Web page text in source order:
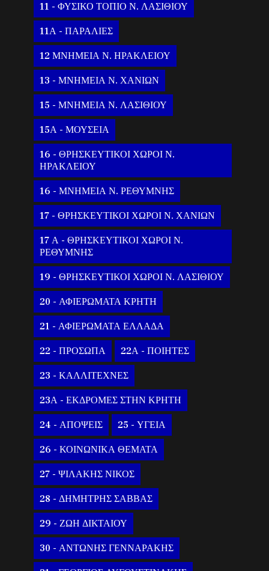
11 - ΦΥΣΙΚΟ ΤΟΠΙΟ Ν. ΛΑΣΙΘΙΟΥ
11Α - ΠΑΡΑΛΙΕΣ
12 ΜΝΗΜΕΙΑ Ν. ΗΡΑΚΛΕΙΟΥ
13 - ΜΝΗΜΕΙΑ Ν. ΧΑΝΙΩΝ
15 - ΜΝΗΜΕΙΑ Ν. ΛΑΣΙΘΙΟΥ
15Α - ΜΟΥΣΕΙΑ
16 - ΘΡΗΣΚΕΥΤΙΚΟΙ ΧΩΡΟΙ Ν.
ΗΡΑΚΛΕΙΟΥ
16 - ΜΝΗΜΕΙΑ Ν. ΡΕΘΥΜΝΗΣ
17 - ΘΡΗΣΚΕΥΤΙΚΟΙ ΧΩΡΟΙ Ν. ΧΑΝΙΩΝ
17 Α - ΘΡΗΣΚΕΥΤΙΚΟΙ ΧΩΡΟΙ Ν.
ΡΕΘΥΜΝΗΣ
19 - ΘΡΗΣΚΕΥΤΙΚΟΙ ΧΩΡΟΙ Ν. ΛΑΣΙΘΙΟΥ
20 - ΑΦΙΕΡΩΜΑΤΑ ΚΡΗΤΗ
21 - ΑΦΙΕΡΩΜΑΤΑ ΕΛΛΑΔΑ
22 - ΠΡΟΣΩΠΑ 22Α - ΠΟΙΗΤΕΣ
23 - ΚΑΛΛΙΤΕΧΝΕΣ
23Α - ΕΚΔΡΟΜΕΣ ΣΤΗΝ ΚΡΗΤΗ
24 - ΑΠΟΨΕΙΣ 25 - ΥΓΕΙΑ
26 - ΚΟΙΝΩΝΙΚΑ ΘΕΜΑΤΑ
27 - ΨΙΛΑΚΗΣ ΝΙΚΟΣ
28 - ΔΗΜΗΤΡΗΣ ΣΑΒΒΑΣ
29 - ΖΩΗ ΔΙΚΤΑΙΟΥ
30 - ΑΝΤΩΝΗΣ ΓΕΝΝΑΡΑΚΗΣ